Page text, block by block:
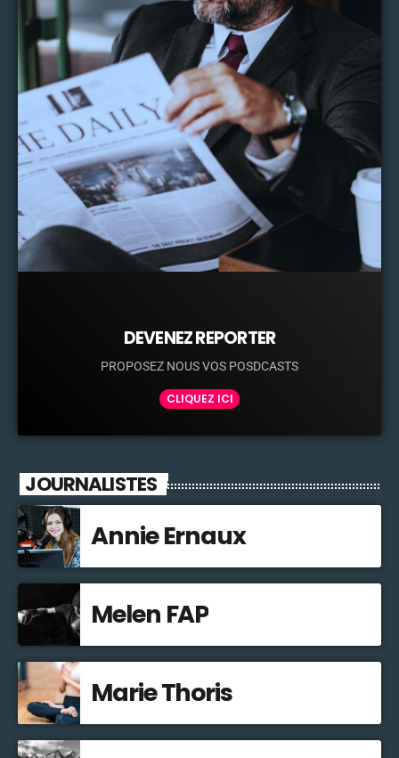
DEVENEZ REPORTER
PROPOSEZ NOUS VOS POSDCASTS
CLIQUEZ ICI
JOURNALISTES
Annie Ernaux
Melen FAP
Marie Thoris